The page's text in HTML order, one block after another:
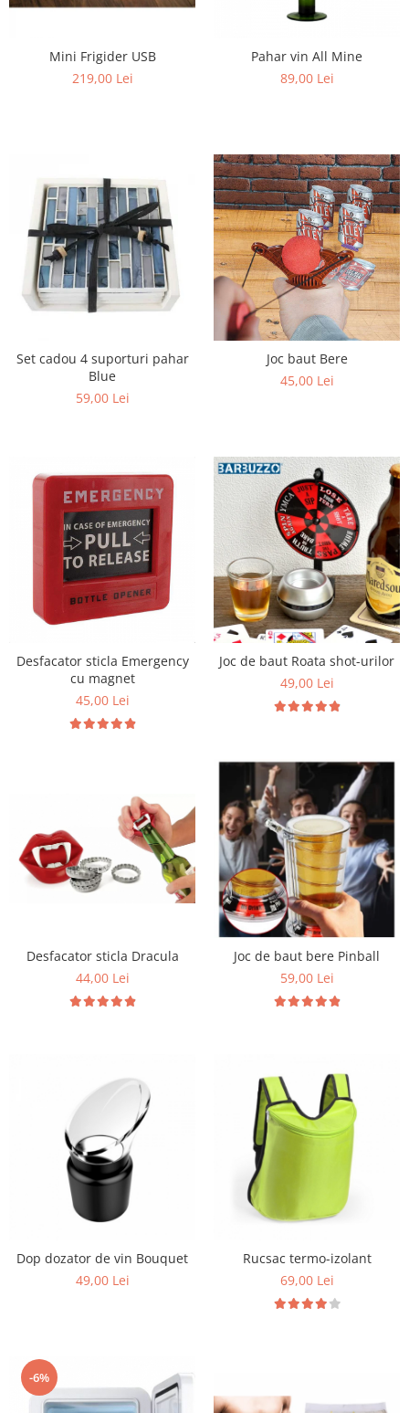
Mini Frigider USB
219,00 Lei
Pahar vin All Mine
89,00 Lei
Set cadou 4 suporturi pahar
Blue
59,00 Lei
Joc baut Bere
45,00 Lei
Desfacator sticla Emergency
cu magnet
45,00 Lei
Joc de baut Roata shot-urilor
49,00 Lei
Desfacator sticla Dracula
44,00 Lei
Joc de baut bere Pinball
59,00 Lei
Dop dozator de vin Bouquet
49,00 Lei
Rucsac termo-izolant
69,00 Lei
-6%